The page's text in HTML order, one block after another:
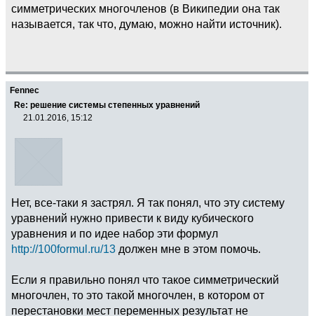
симметрических многочленов (в Википедии она так
называется, так что, думаю, можно найти источник).
Fennec
Re: решение системы степенных уравнений
21.01.2016, 15:12
Нет, все-таки я застрял. Я так понял, что эту систему
уравнений нужно привести к виду кубического
уравнения и по идее набор эти формул
http://100formul.ru/13 должен мне в этом помочь.
Если я правильно понял что такое симметрический
многочлен, то это такой многочлен, в котором от
перестановки мест переменных результат не